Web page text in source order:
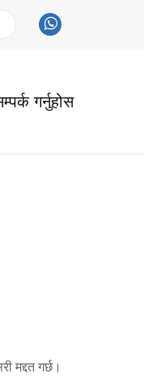
गर्नुहोस
मद्दत गर्छ।